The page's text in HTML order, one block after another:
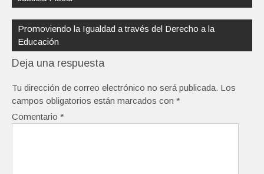
Promoviendo la Igualdad a través del Derecho a la
Educación
Deja una respuesta
Tu dirección de correo electrónico no será publicada. Los
campos obligatorios están marcados con *
Comentario *